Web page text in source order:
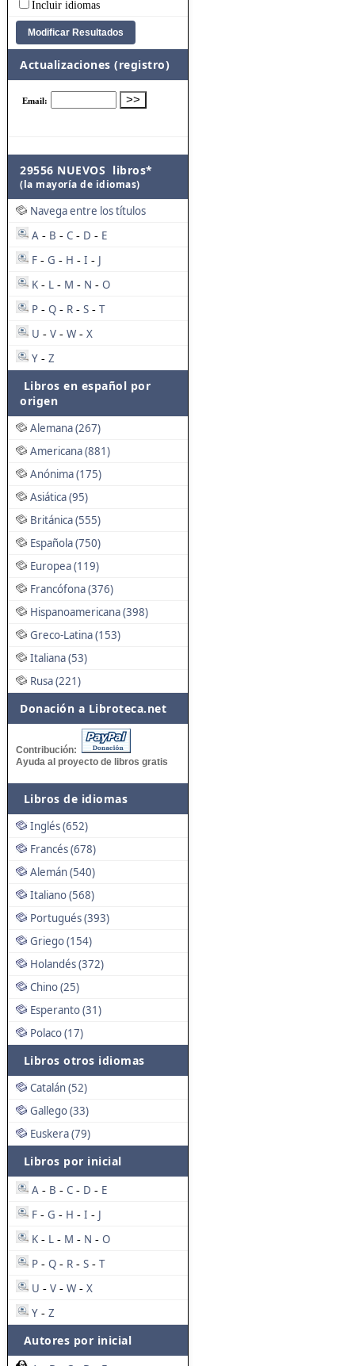
Incluir idiomas
Actualizaciones (registro)
29556 NUEVOS libros*
(la mayoría de idiomas)
Navega entre los títulos
A - B - C - D - E
F - G - H - I - J
K - L - M - N - O
P - Q - R - S - T
U - V - W - X
Y - Z
Libros en español por
origen
Alemana (267)
Americana (881)
Anónima (175)
Asiática (95)
Británica (555)
Española (750)
Europea (119)
Francófona (376)
Hispanoamericana (398)
Greco-Latina (153)
Italiana (53)
Rusa (221)
Donación a Libroteca.net
Contribución:
Ayuda al proyecto de libros gratis
Libros de idiomas
Inglés (652)
Francés (678)
Alemán (540)
Italiano (568)
Portugués (393)
Griego (154)
Holandés (372)
Chino (25)
Esperanto (31)
Polaco (17)
Libros otros idiomas
Catalán (52)
Gallego (33)
Euskera (79)
Libros por inicial
A - B - C - D - E
F - G - H - I - J
K - L - M - N - O
P - Q - R - S - T
U - V - W - X
Y - Z
Autores por inicial